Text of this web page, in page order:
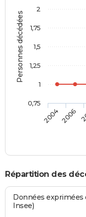
Personnes décédées
20042006
0,75
1
1,25
1,5
1,75
2
Répartition des
Données exprimées
Insee)